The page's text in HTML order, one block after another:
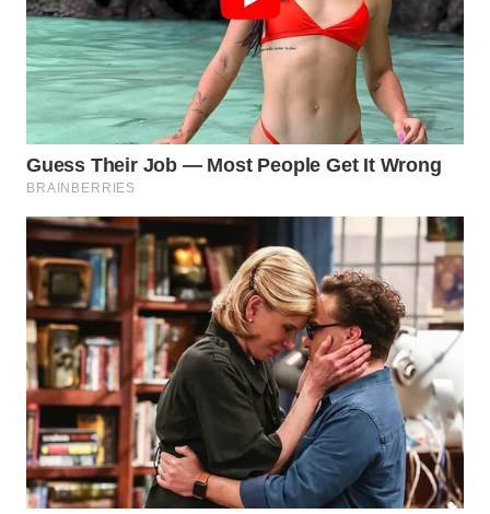
WAHANANEWS
ID
WAHANANEWS
CO ID
WAHANANEWS
WAHANA
SPORT
WAHANA
UMKM
WAHANA
SELEB
WAHANA